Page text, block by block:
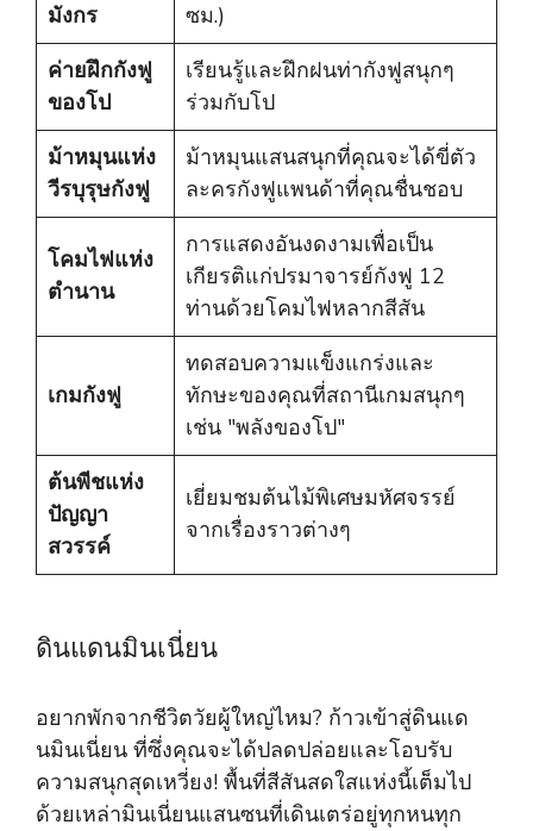
มังกร
ซม.)
ค่ายฝึกกังฟู
ของโป
เรียนรู้และฝึกฝนท่ากังฟูสนุกๆ
ร่วมกับโป
ม้าหมุนแห่ง
วีรบุรุษกังฟู
ม้าหมุนแสนสนุกที่คุณจะได้ขี่ตัว
ละครกังฟูแพนด้าที่คุณชื่นชอบ
โคมไฟแห่ง
ตำนาน
การแสดงอันงดงามเพื่อเป็น
เกียรติแก่ปรมาจารย์กังฟู 12
ท่านด้วยโคมไฟหลากสีสัน
เกมกังฟู
ทดสอบความแข็งแกร่งและ
ทักษะของคุณที่สถานีเกมสนุกๆ
เช่น "พลังของโป"
ต้นพีชแห่ง
ปัญญา
สวรรค์
เยี่ยมชมต้นไม้พิเศษมหัศจรรย์
จากเรื่องราวต่างๆ
ดินแดนมินเนี่ยน
อยากพักจากชีวิตวัยผู้ใหญ่ไหม? ก้าวเข้าสู่ดินแด
นมินเนี่ยน ที่ซึ่งคุณจะได้ปลดปล่อยและโอบรับ
ความสนุกสุดเหวี่ยง! พื้นที่สีสันสดใสแห่งนี้เต็มไป
ด้วยเหล่ามินเนี่ยนแสนซนที่เดินเตร่อยู่ทุกหนทุก